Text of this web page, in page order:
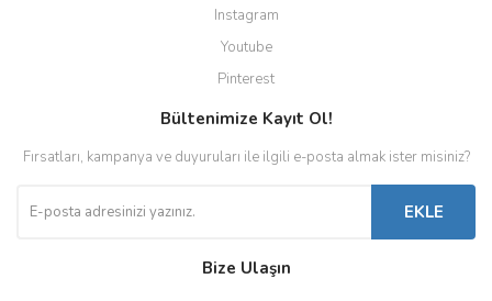
Instagram
Youtube
Pinterest
Bültenimize Kayıt Ol!
Fırsatları, kampanya ve duyuruları ile ilgili e-posta almak ister misiniz?
EKLE
Bize Ulaşın